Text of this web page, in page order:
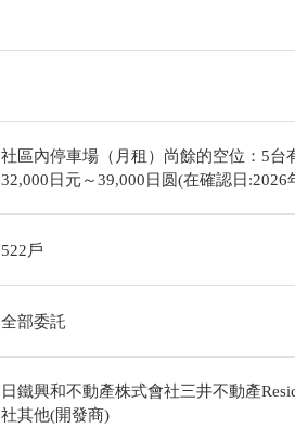
社區內停車場（月租）尚餘的空位：5台
32,000日元～39,000日圆(在確認日:2026
522戶
全部委託
日鐵興和不動產株式會社三井不動產
社其他(開發商)